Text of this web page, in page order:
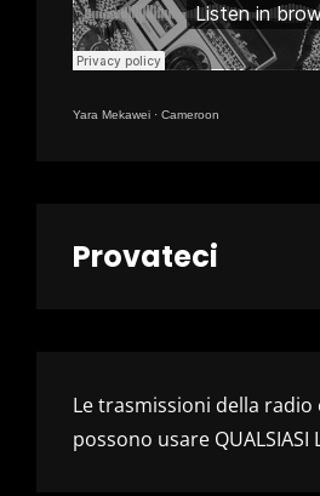
Yara Mekawei · Cameroon
Provateci
Le trasmissioni della
possono usare QUALSIASI